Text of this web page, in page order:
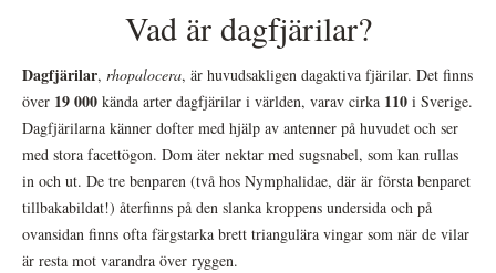
Vad är dagfjärilar?
Dagfjärilar, rhopalocera, är huvudsakligen dagaktiva fjärilar. Det finns
över 19 000 kända arter dagfjärilar i världen, varav cirka 110 i Sverige.
Dagfjärilarna känner dofter med hjälp av antenner på huvudet och ser
med stora facettögon. Dom äter nektar med sugsnabel, som kan rullas
in och ut. De tre benparen (två hos Nymphalidae, där är första benparet
tillbakabildat!) återfinns på den slanka kroppens undersida och på
ovansidan finns ofta färgstarka brett triangulära vingar som när de vilar
är resta mot varandra över ryggen.